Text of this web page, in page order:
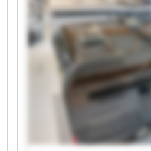
Rütger Hülsermann GME
GME Rütger Hülsermann
Hülsermann GME Rütger
Rütger Hülsermann GME
GME Rütger Hülsermann
Hülsermann GME Rütger